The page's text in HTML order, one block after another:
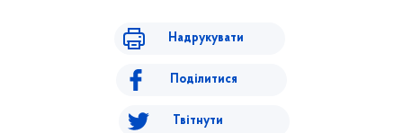
Надрукувати
Поділитися
Твітнути